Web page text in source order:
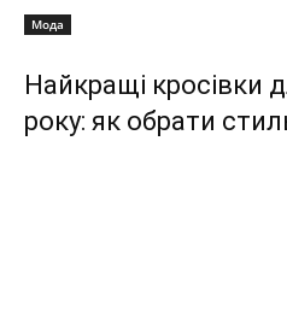
Мода
Найкращі кросівки
року: як обрати